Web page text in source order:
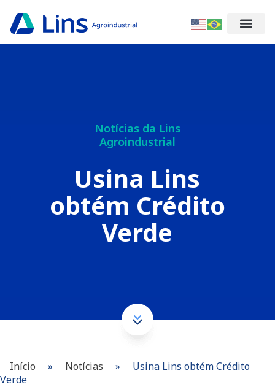
Notícias da Lins
Agroindustrial
Usina Lins
obtém Crédito
Verde
Início » Notícias »
Usina Lins obtém Crédito
Verde